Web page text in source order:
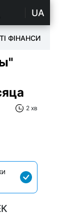
UA
ФІНАНСИ
2 хв